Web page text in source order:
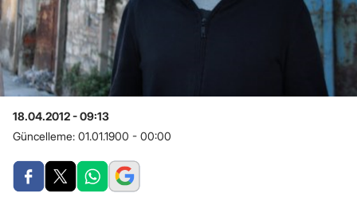
18.04.2012 - 09:13
Güncelleme: 01.01.1900 - 00:00